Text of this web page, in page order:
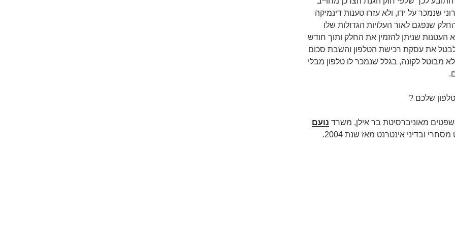
שנמכר על ידו, ולא עזרו טענות דינמיקה
שנפגם לאור העלויות הגדולות שלו
העטנות שניתן להזמין את החלק ותוך חודש
לבטל את עסקת רכישת הטלפון והשבת סכום
מבוטל לקונה, בגלל שנמכר לו טלפון מבלי
שלכם ?
מאוניברסיטת בר אילן, משרד נועם
ובדיני אינטרנט מאז שנת 2004.